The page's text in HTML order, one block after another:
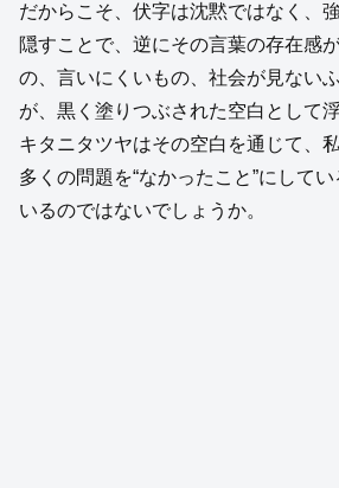
だからこそ、伏字は沈黙ではなく、
隠すことで、逆にその言葉の存在感
の、言いにくいもの、社会が見ない
が、黒く塗りつぶされた空白として
キタニタツヤはその空白を通じて、
多くの問題を“なかったこと”にして
いるのではないでしょうか。